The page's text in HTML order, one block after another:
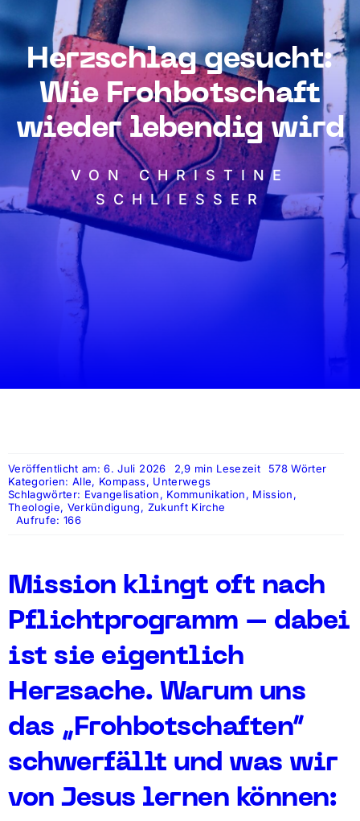
Herzschlag gesucht:
Wie Frohbotschaft
wieder lebendig wird
VON CHRISTINE
SCHLIESSER
Veröffentlicht am: 6. Juli 2026 2,9 min Lesezeit
578 Wörter
Kategorien:Alle, Kompass, Unterwegs
Schlagwörter: Evangelisation, Kommunikation, Mission,
Theologie, Verkündigung, Zukunft Kirche
Aufrufe: 166
Mission klingt oft nach
Pflichtprogramm – dabei
ist sie eigentlich
Herzsache. Warum uns
das „Frohbotschaften“
schwerfällt und was wir
von Jesus lernen können: